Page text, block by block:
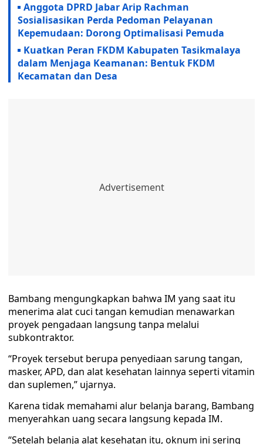
Anggota DPRD Jabar Arip Rachman
Sosialisasikan Perda Pedoman Pelayanan
Kepemudaan: Dorong Optimalisasi Pemuda
Kuatkan Peran FKDM Kabupaten Tasikmalaya
dalam Menjaga Keamanan: Bentuk FKDM
Kecamatan dan Desa
Bambang mengungkapkan bahwa IM yang saat itu
menerima alat cuci tangan kemudian menawarkan
proyek pengadaan langsung tanpa melalui
subkontraktor.
“Proyek tersebut berupa penyediaan sarung tangan,
masker, APD, dan alat kesehatan lainnya seperti vitamin
dan suplemen,” ujarnya.
Karena tidak memahami alur belanja barang, Bambang
menyerahkan uang secara langsung kepada IM.
“Setelah belanja alat kesehatan itu, oknum ini sering